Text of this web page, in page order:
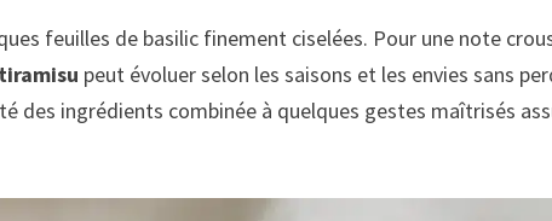
feuilles de basilic finement ciselées. Pour une note
tiramisu peut évoluer selon les saisons et les envies sans
ingrédients combinée à quelques gestes maîtrisés